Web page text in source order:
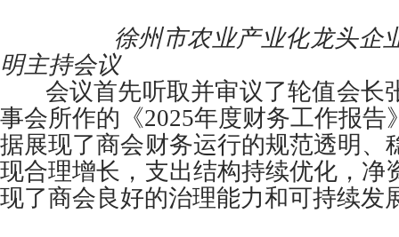
徐州市农业产业化龙头企业
明主持会议
会议首先听取并审议了轮值会长
事会所作的《2025年度财务工作报告
据展现了商会财务运行的规范透明、
现合理增长，支出结构持续优化，净
现了商会良好的治理能力和可持续发